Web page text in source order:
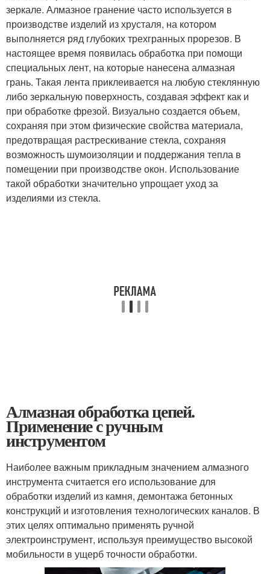
зеркале. Алмазное гранение часто используется в
производстве изделий из хрусталя, на котором
выполняется ряд глубоких трехгранных прорезов. В
настоящее время появилась обработка при помощи
специальных лент, на которые нанесена алмазная
грань. Такая лента приклеивается на любую стеклянную
либо зеркальную поверхность, создавая эффект как и
при обработке фрезой. Визуально создается объем,
сохраняя при этом физические свойства материала,
предотвращая растрескивание стекла, сохраняя
возможность шумоизоляции и поддержания тепла в
помещении при производстве окон. Использование
такой обработки значительно упрощает уход за
изделиями из стекла.
Алмазная обработка цепей.
Применение с ручным
инструментом
Наиболее важным прикладным значением алмазного
инструмента считается его использование для
обработки изделий из камня, демонтажа бетонных
конструкций и изготовления технологических каналов. В
этих целях оптимально применять ручной
электроинструмент, используя преимущество высокой
мобильности в ущерб точности обработки.